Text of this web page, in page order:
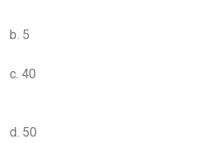
b. 5
c. 40
d. 50